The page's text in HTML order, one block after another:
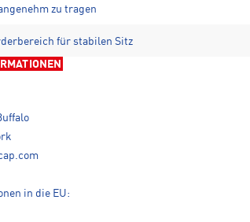
zu tragen
für stabilen Sitz
in die EU: